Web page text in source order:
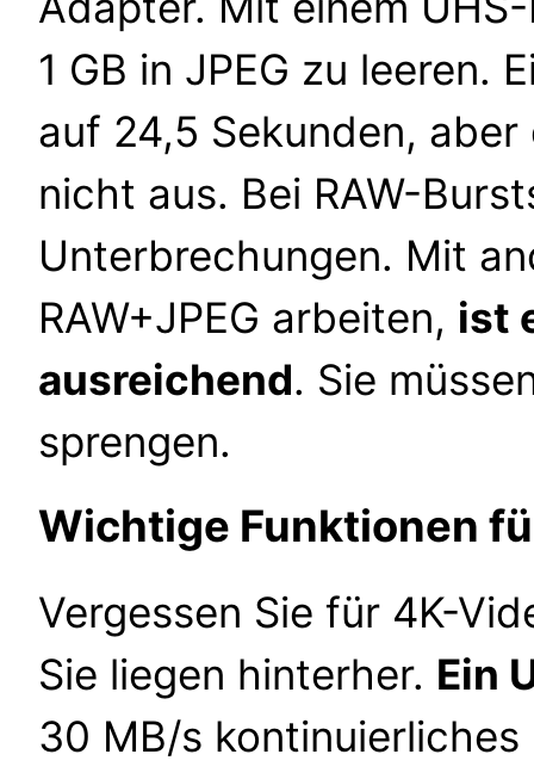
1 GB in JPEG zu leeren.
auf 24,5 Sekunden,
nicht aus. Bei RAW-
Unterbrechungen. Mit
RAW+JPEG arbeiten, ist
ausreichend. Sie
sprengen.
Wichtige Funktionen
Vergessen Sie für 4K-
Sie liegen hinterher. Ein
30 MB/s